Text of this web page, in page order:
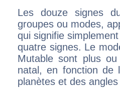
Les douze signes
groupes ou modes,
qui signifie
quatre signes. Le
Mutable sont plus
natal, en fonction de
planètes et des